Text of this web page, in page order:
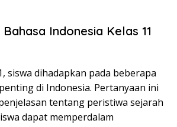
Indonesia Kelas 11
siswa dihadapkan pada beberapa
di Indonesia. Pertanyaan ini
tentang peristiwa sejarah
dapat memperdalam